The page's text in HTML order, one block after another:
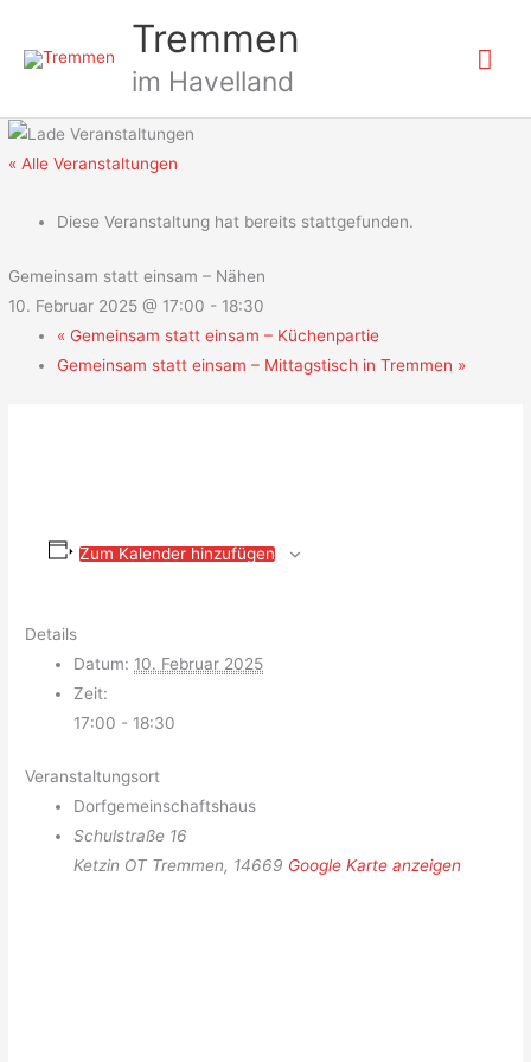
springen
Tremmen
im Havelland
« Alle Veranstaltungen
Diese Veranstaltung hat bereits stattgefunden.
Gemeinsam statt einsam – Nähen
10. Februar 2025 @ 17:00 - 18:30
« Gemeinsam statt einsam – Küchenpartie
Gemeinsam statt einsam – Mittagstisch in Tremmen »
Zum Kalender hinzufügen
Details
Datum: 10. Februar 2025
Zeit:
17:00 - 18:30
Veranstaltungsort
Dorfgemeinschaftshaus
Schulstraße 16
Ketzin OT Tremmen, 14669 Google Karte anzeigen